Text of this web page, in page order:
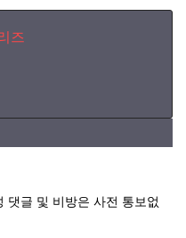
즈
댓글 및 비방은 사전 통보없